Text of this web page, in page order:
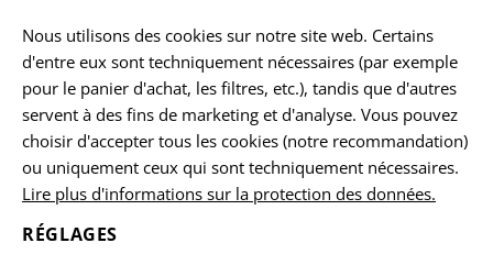
ACCUEIL EQUIPEMENTS LES ÉCUSSONS CLASSIQUES
GERMANY FLAG PATCH
Nous utilisons des cookies sur notre site web. Certains
d'entre eux sont techniquement nécessaires (par exemple
pour le panier d'achat, les filtres, etc.), tandis que d'autres
servent à des fins de marketing et d'analyse. Vous pouvez
choisir d'accepter tous les cookies (notre recommandation)
ou uniquement ceux qui sont techniquement nécessaires.
Lire plus d'informations sur la protection des données.
RÉGLAGES